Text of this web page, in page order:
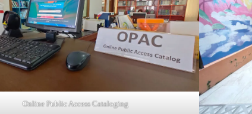
Online Public Access Cataloging